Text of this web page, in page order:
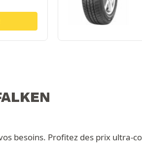
besoins. Profitez des prix ultra-